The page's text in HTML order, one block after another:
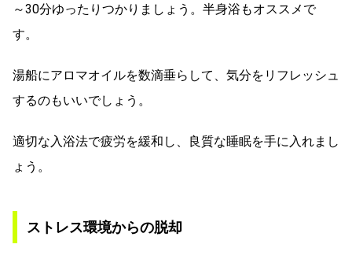
～30分ゆったりつかりましょう。半身浴もオススメで
す。
湯船にアロマオイルを数滴垂らして、気分をリフレッシュ
するのもいいでしょう。
適切な入浴法で疲労を緩和し、良質な睡眠を手に入れまし
ょう。
ストレス環境からの脱却